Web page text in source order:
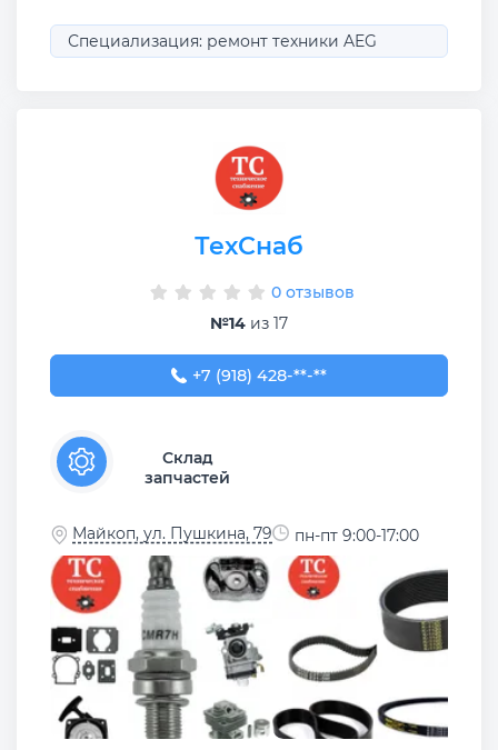
Специализация: ремонт техники AEG
ТехСнаб
0 отзывов
№14 из 17
+7 (918) 428-74-97
+7 (918) 428-**-**
Склад
запчастей
Майкоп, ул. Пушкина, 79 пн-пт 9:00-17:00